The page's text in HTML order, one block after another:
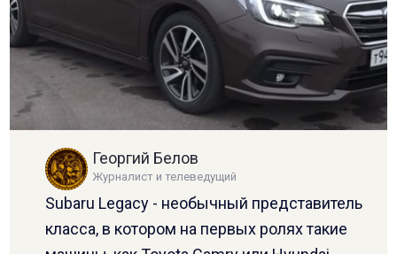
Георгий Белов
Журналист и телеведущий
Subaru Legacy - необычный представитель
класса, в котором на первых ролях такие